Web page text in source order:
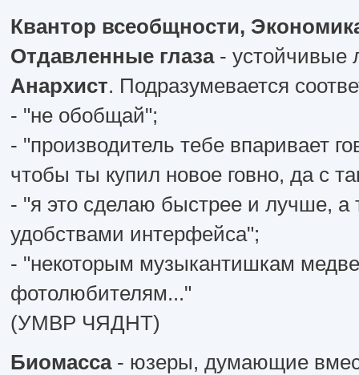
Квантор всеобщности,
Отдавленные глаза- устойчивые
Анархист. Подразумевается
- "не обобщай";
- "производитель тебе впаривает
чтобы ты купил новое говно, да с
- "я это сделаю быстрее и лучше,
удобствами интерфейса";
- "некоторым музыкантишкам
фотолюбителям..."
(УМВР ЧЯДНТ)
Биомасса- юзеры, думающие